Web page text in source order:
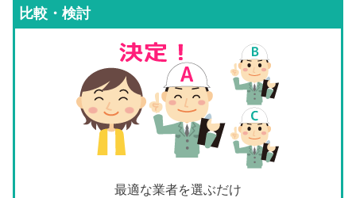
比較・検討
最適な業者を選ぶだけ